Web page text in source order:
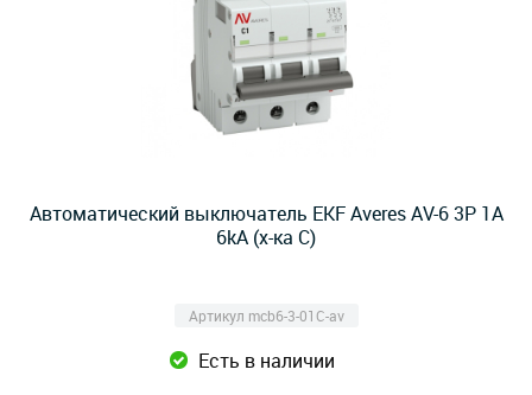
Автоматический выключатель EKF Averes AV-6 3P 1А
6kA (х-ка С)
Артикул mcb6-3-01C-av
Есть в наличии